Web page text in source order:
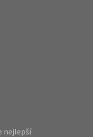
nejlepší